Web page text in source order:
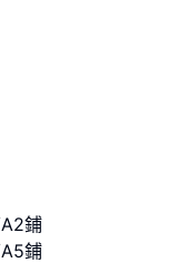
鋪
鋪